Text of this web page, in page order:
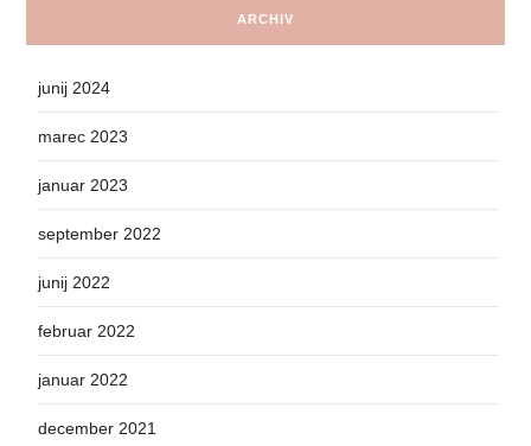
ARCHIV
junij 2024
marec 2023
januar 2023
september 2022
junij 2022
februar 2022
januar 2022
december 2021